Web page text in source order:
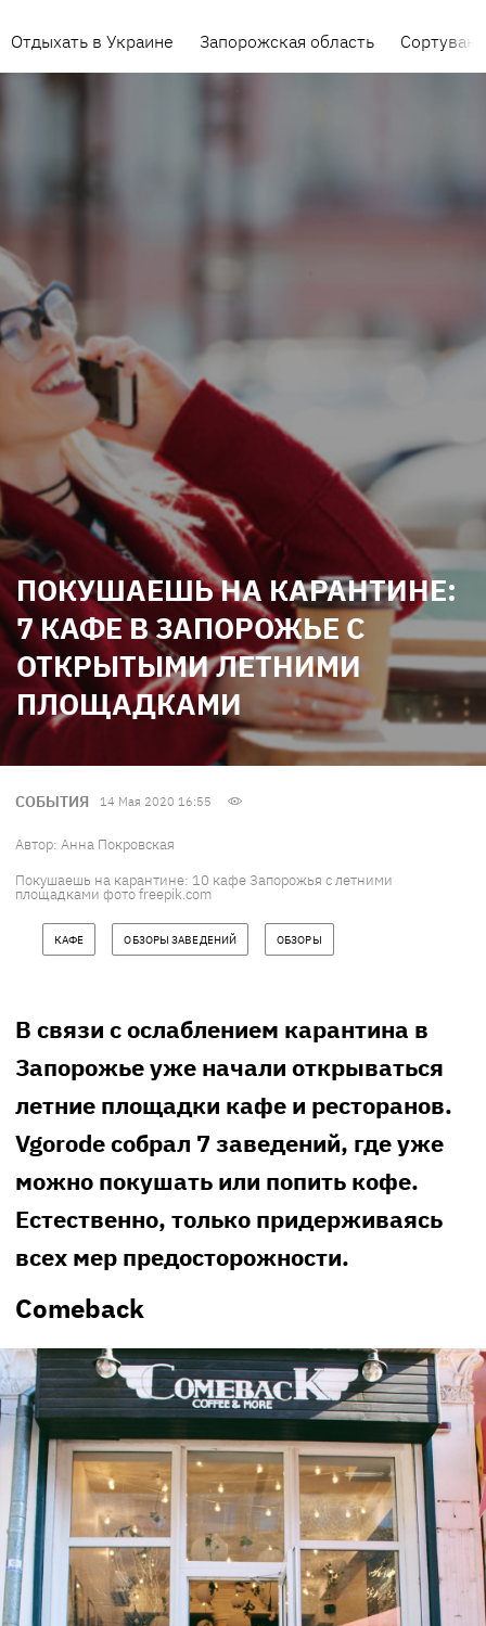
Отдыхать в Украине Запорожская область
ПОКУШАЕШЬ НА КАРАНТИНЕ:
7 КАФЕ В ЗАПОРОЖЬЕ С
ОТКРЫТЫМИ ЛЕТНИМИ
ПЛОЩАДКАМИ
СОБЫТИЯ 14 Мая 2020 16:55
Автор: Анна Покровская
Покушаешь на карантине: 10 кафе Запорожья с летними
площадками фото freepik.com
КАФЕ ОБЗОРЫ ЗАВЕДЕНИЙ ОБЗОРЫ
В связи с ослаблением карантина в
Запорожье уже начали открываться
летние площадки кафе и ресторанов.
Vgorode собрал 7 заведений, где уже
можно покушать или попить кофе.
Естественно, только придерживаясь
всех мер предосторожности.
Comeback